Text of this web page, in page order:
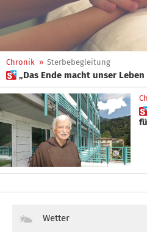
Chronik » Sterbebegleitung
 „Das Ende macht unser
 „Am Ende
Wetter